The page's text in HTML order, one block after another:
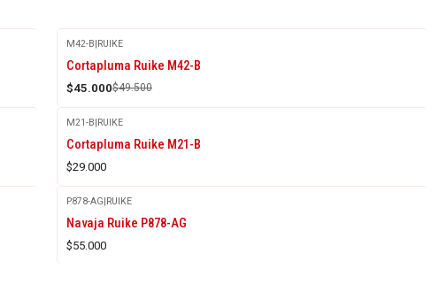
-9%
OFF
M42-B|RUIKE
Cortapluma Ruike M42-B
$45.000$49.500
M21-B|RUIKE
Cortapluma Ruike M21-B
$29.000
P878-AG|RUIKE
Navaja Ruike P878-AG
$55.000